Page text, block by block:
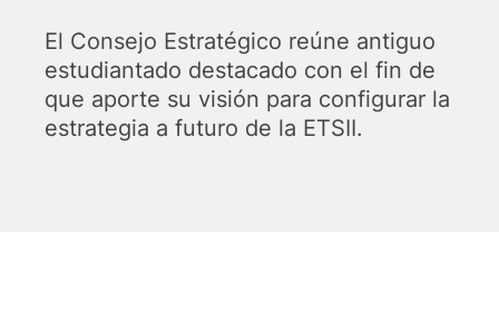
El Consejo Estratégico reúne antiguo
estudiantado destacado con el fin de
que aporte su visión para configurar la
estrategia a futuro de la ETSII.